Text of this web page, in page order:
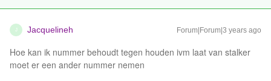
J Jacquelineh Forum|Forum|3 years ago
Hoe kan ik nummer behoudt tegen houden ivm laat van stalker
moet er een ander nummer nemen